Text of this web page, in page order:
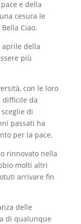
e della
cesura le
Ciao.
aprile della
più
con le loro
difficile da
di
passati ha
per la pace.
rinnovato nella
molti altri
arrivare fin
delle
di qualunque